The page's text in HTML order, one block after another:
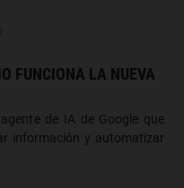
FUNCIONA LA NUEVA
de IA de Google que
información y automatizar